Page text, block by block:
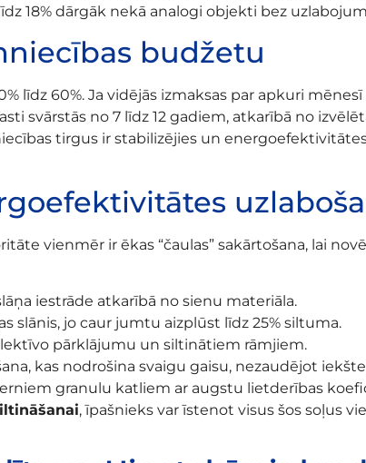
18% dārgāk nekā analogi objekti bez
budžetu
līdz 60%. Ja vidējās izmaksas par apkuri
svārstās no 7 līdz 12 gadiem, atkarībā no
tirgus ir stabilizējies un
vienmēr ir ēkas “čaulas” sakārtošana, lai
iestrāde atkarībā no sienu materiāla.
slānis, jo caur jumtu aizplūst līdz 25% siltuma.
pārklājumu un siltinātiem rāmjiem.
kas nodrošina svaigu gaisu, nezaudējot
granulu katliem ar augstu lietderības
, īpašnieks var īstenot visus šos soļus